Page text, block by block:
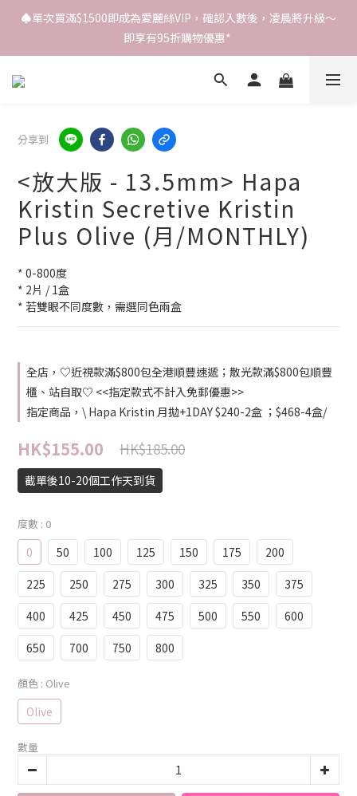
♠️單次買滿$1500即成為愛麗絲VIP，確認入數後，凌晨將升級～
即享有95折購物優惠*
分享到
<放大版 - 13.5mm> Hapa
Kristin Secretive Kristin
Plus Olive (月/MONTHLY)
* 0-800度
* 2片 / 1盒
* 若雙眼不同度數，需選同色兩盒
全店，♡近視款滿$800包全港順豐速遞；散光款滿$800包順豐
櫃、站自取♡ <<指定款式不計入免郵優惠>>
指定商品，\ Hapa Kristin 月拋+1DAY $240-2盒 ；$468-4盒/
HK$155.00 HK$185.00
截單後10-20個工作天到貨
度數 : 0
0 50 100 125 150 175
200
225
250 275 300 325 350
375
400
425 450 475 500 550
600
650
700 750 800
顏色 : Olive
Olive
數量